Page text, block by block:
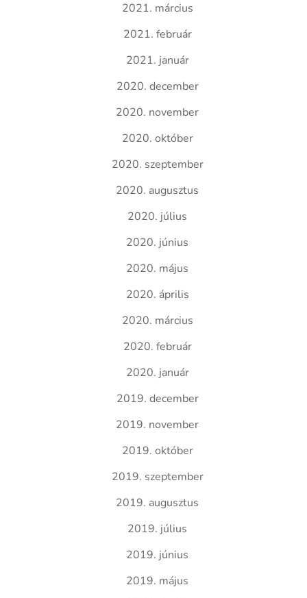
2021. március
2021. február
2021. január
2020. december
2020. november
2020. október
2020. szeptember
2020. augusztus
2020. július
2020. június
2020. május
2020. április
2020. március
2020. február
2020. január
2019. december
2019. november
2019. október
2019. szeptember
2019. augusztus
2019. július
2019. június
2019. május